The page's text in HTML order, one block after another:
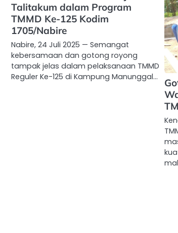
Talitakum dalam Program
TMMD Ke-125 Kodim
1705/Nabire
Nabire, 24 Juli 2025 — Semangat
kebersamaan dan gotong royong
tampak jelas dalam pelaksanaan TMMD
Reguler Ke-125 di Kampung Manunggal…